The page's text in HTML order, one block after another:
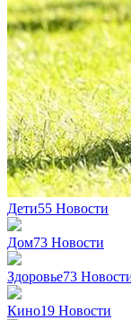
Дети55 Новости
Дом73 Новости
Здоровье73
Кино19 Новости